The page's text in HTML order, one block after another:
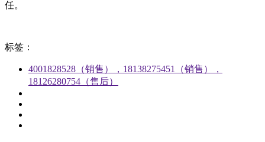
任。
标签：
4001828528（销售），18138275451（销售），
18126280754（售后）